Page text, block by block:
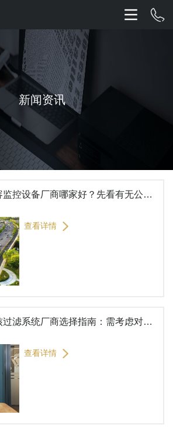
新闻资讯
想知道电子屏内容监控设备厂商哪家好？先看有无公安部检测报告
查看详情
显示内容安全审核过滤系统厂商选择指南：需考虑对接现有播控系统
查看详情